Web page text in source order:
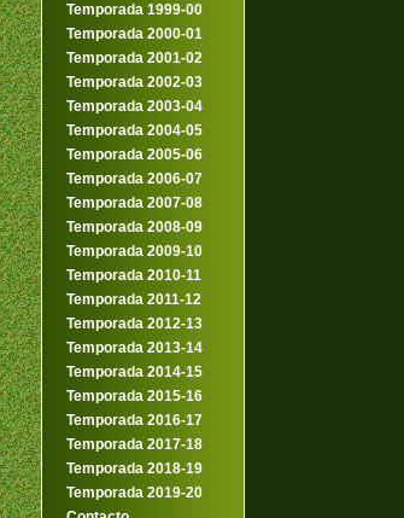
Temporada 1999-00
Temporada 2000-01
Temporada 2001-02
Temporada 2002-03
Temporada 2003-04
Temporada 2004-05
Temporada 2005-06
Temporada 2006-07
Temporada 2007-08
Temporada 2008-09
Temporada 2009-10
Temporada 2010-11
Temporada 2011-12
Temporada 2012-13
Temporada 2013-14
Temporada 2014-15
Temporada 2015-16
Temporada 2016-17
Temporada 2017-18
Temporada 2018-19
Temporada 2019-20